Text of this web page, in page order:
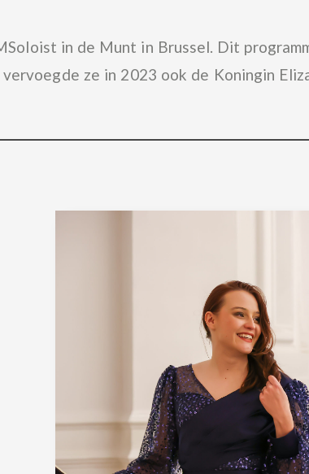
in de Munt in Brussel. Dit
ze in 2023 ook de Koningin